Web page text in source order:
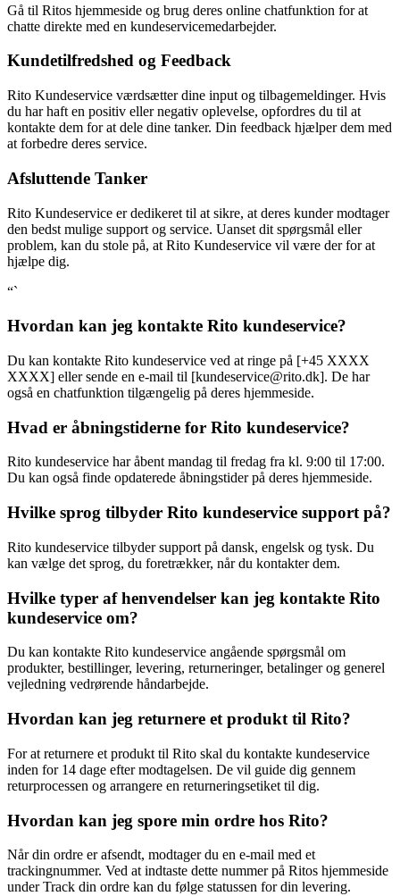
Gå til Ritos hjemmeside og brug deres online chatfunktion for at
chatte direkte med en kundeservicemedarbejder.
Kundetilfredshed og Feedback
Rito Kundeservice værdsætter dine input og tilbagemeldinger. Hvis
du har haft en positiv eller negativ oplevelse, opfordres du til at
kontakte dem for at dele dine tanker. Din feedback hjælper dem med
at forbedre deres service.
Afsluttende Tanker
Rito Kundeservice er dedikeret til at sikre, at deres kunder modtager
den bedst mulige support og service. Uanset dit spørgsmål eller
problem, kan du stole på, at Rito Kundeservice vil være der for at
hjælpe dig.
“`
Hvordan kan jeg kontakte Rito kundeservice?
Du kan kontakte Rito kundeservice ved at ringe på [+45 XXXX
XXXX] eller sende en e-mail til [kundeservice@rito.dk]. De har
også en chatfunktion tilgængelig på deres hjemmeside.
Hvad er åbningstiderne for Rito kundeservice?
Rito kundeservice har åbent mandag til fredag fra kl. 9:00 til 17:00.
Du kan også finde opdaterede åbningstider på deres hjemmeside.
Hvilke sprog tilbyder Rito kundeservice support på?
Rito kundeservice tilbyder support på dansk, engelsk og tysk. Du
kan vælge det sprog, du foretrækker, når du kontakter dem.
Hvilke typer af henvendelser kan jeg kontakte Rito
kundeservice om?
Du kan kontakte Rito kundeservice angående spørgsmål om
produkter, bestillinger, levering, returneringer, betalinger og generel
vejledning vedrørende håndarbejde.
Hvordan kan jeg returnere et produkt til Rito?
For at returnere et produkt til Rito skal du kontakte kundeservice
inden for 14 dage efter modtagelsen. De vil guide dig gennem
returprocessen og arrangere en returneringsetiket til dig.
Hvordan kan jeg spore min ordre hos Rito?
Når din ordre er afsendt, modtager du en e-mail med et
trackingnummer. Ved at indtaste dette nummer på Ritos hjemmeside
under Track din ordre kan du følge statussen for din levering.